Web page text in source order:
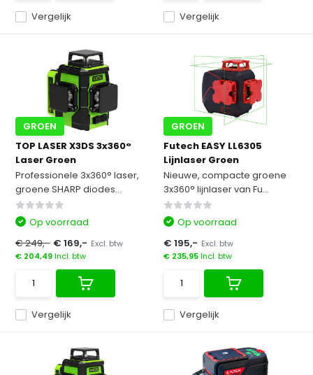
Vergelijk Vergelijk
GROEN
TOP LASER X3DS 3x360°
Laser Groen
Professionele 3x360° laser,
groene SHARP diodes...
Vergelijk
Op voorraad
€ 249,- € 169,- Excl. btw
€ 204,49Incl. btw
GROEN
Futech EASY LL6305
Lijnlaser Groen
Nieuwe, compacte groene
3x360° lijnlaser van Fu...
Vergelijk
Op voorraad
€ 195,- Excl. btw
€ 235,95Incl. btw